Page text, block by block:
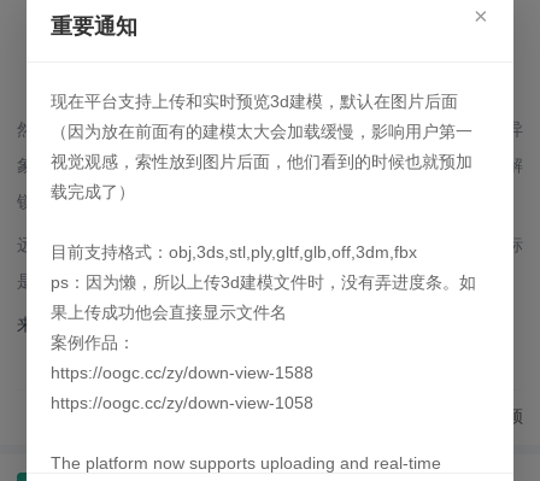
然后就可以上游戏了，可以进入你的存档检查是否都有了奖励或者异
象购买道具，如果不行就把拖拽进去的存档挨个进一遍就可以了，解
锁之后那几个存档也都可以删除了
远征一需要手动领取所有奖励并存档以后才会生效，右下角的大图标
是奖励
来自圈子:摘星游戏俱乐部
人赞过 顶
×
重要通知
现在平台支持上传和实时预览3d建模，默认在图片后面
（因为放在前面有的建模太大会加载缓慢，影响用户第一
视觉观感，索性放到图片后面，他们看到的时候也就预加
载完成了）
目前支持格式：obj,3ds,stl,ply,gltf,glb,off,3dm,fbx
ps：因为懒，所以上传3d建模文件时，没有弄进度条。如
果上传成功他会直接显示文件名
案例作品：
https://oogc.cc/zy/down-view-1588
https://oogc.cc/zy/down-view-1058
The platform now supports uploading and real-time